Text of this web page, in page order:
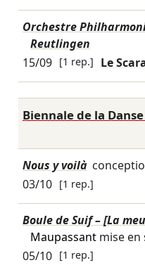
Orchestre
Reutlingen
15/09 [1 rep.] Le
Biennale de la
Nous y voilà
03/10 [1 rep.]
Boule de Suif – [La
Maupassantmise en
05/10 [1 rep.]